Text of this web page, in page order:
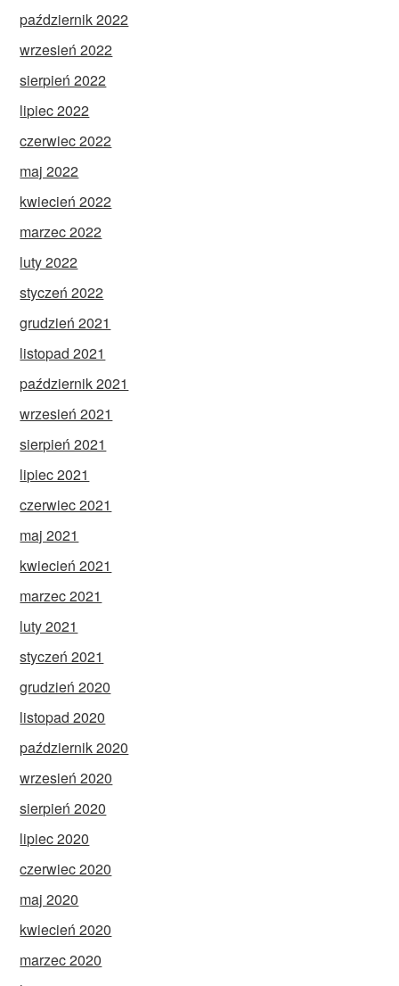
październik 2022
wrzesień 2022
sierpień 2022
lipiec 2022
czerwiec 2022
maj 2022
kwiecień 2022
marzec 2022
luty 2022
styczeń 2022
grudzień 2021
listopad 2021
październik 2021
wrzesień 2021
sierpień 2021
lipiec 2021
czerwiec 2021
maj 2021
kwiecień 2021
marzec 2021
luty 2021
styczeń 2021
grudzień 2020
listopad 2020
październik 2020
wrzesień 2020
sierpień 2020
lipiec 2020
czerwiec 2020
maj 2020
kwiecień 2020
marzec 2020